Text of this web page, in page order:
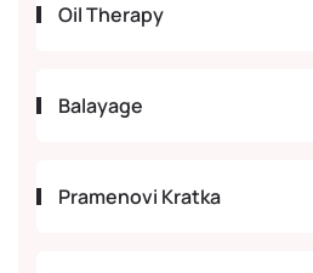
Oil Therapy
Balayage
Pramenovi Kratka